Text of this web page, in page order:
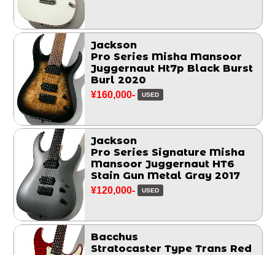
Jackson
Pro Series Misha Mansoor
Juggernaut Ht7p Black Burst
Burl 2020
¥160,000- USED
Jackson
Pro Series Signature Misha
Mansoor Juggernaut HT6
Stain Gun Metal Gray 2017
¥120,000- USED
Bacchus
Stratocaster Type Trans Red